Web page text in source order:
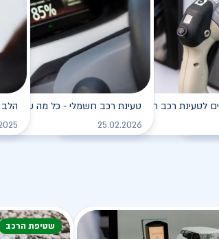
לטעינת רכב חשמליטעינת רכב חשמלי - כל מה שצריך
25.02.2026
שטיפת הרכב